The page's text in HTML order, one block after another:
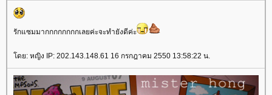
รักแซมมากกกกกกกกเลยค่ะจะทำยังดีค่ะ
ดย: หญิง IP: 202.143.148.61 16 กรกฎาคม 2550 13:58:22 น.